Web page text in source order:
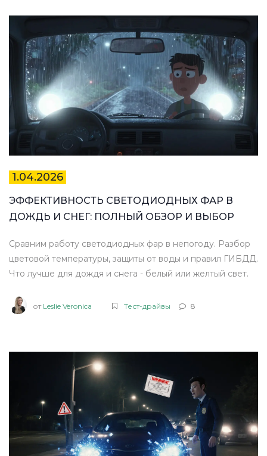
1.04.2026
ЭФФЕКТИВНОСТЬ СВЕТОДИОДНЫХ ФАР В
ДОЖДЬ И СНЕГ: ПОЛНЫЙ ОБЗОР И ВЫБОР
Сравним работу светодиодных фар в непогоду. Разбор
цветовой температуры, защиты от воды и правил ГИБДД.
Что лучше для дождя и снега - белый или желтый свет.
от Leslie Veronica Тест-драйвы 8